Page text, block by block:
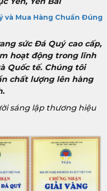
và Mua Hàng Chuẩn Đúng
sức Đá Quý cao cấp,
hoạt động trong lĩnh
Quốc tế. Chúng tôi
chất lượng lên hàng
sáng lập thương hiệu